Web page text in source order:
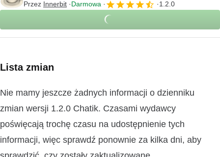
Przez Innerbit Darmowa 1.2.0
Lista zmian
Nie mamy jeszcze żadnych informacji o dzienniku
zmian wersji 1.2.0 Chatik. Czasami wydawcy
poświęcają trochę czasu na udostępnienie tych
informacji, więc sprawdź ponownie za kilka dni, aby